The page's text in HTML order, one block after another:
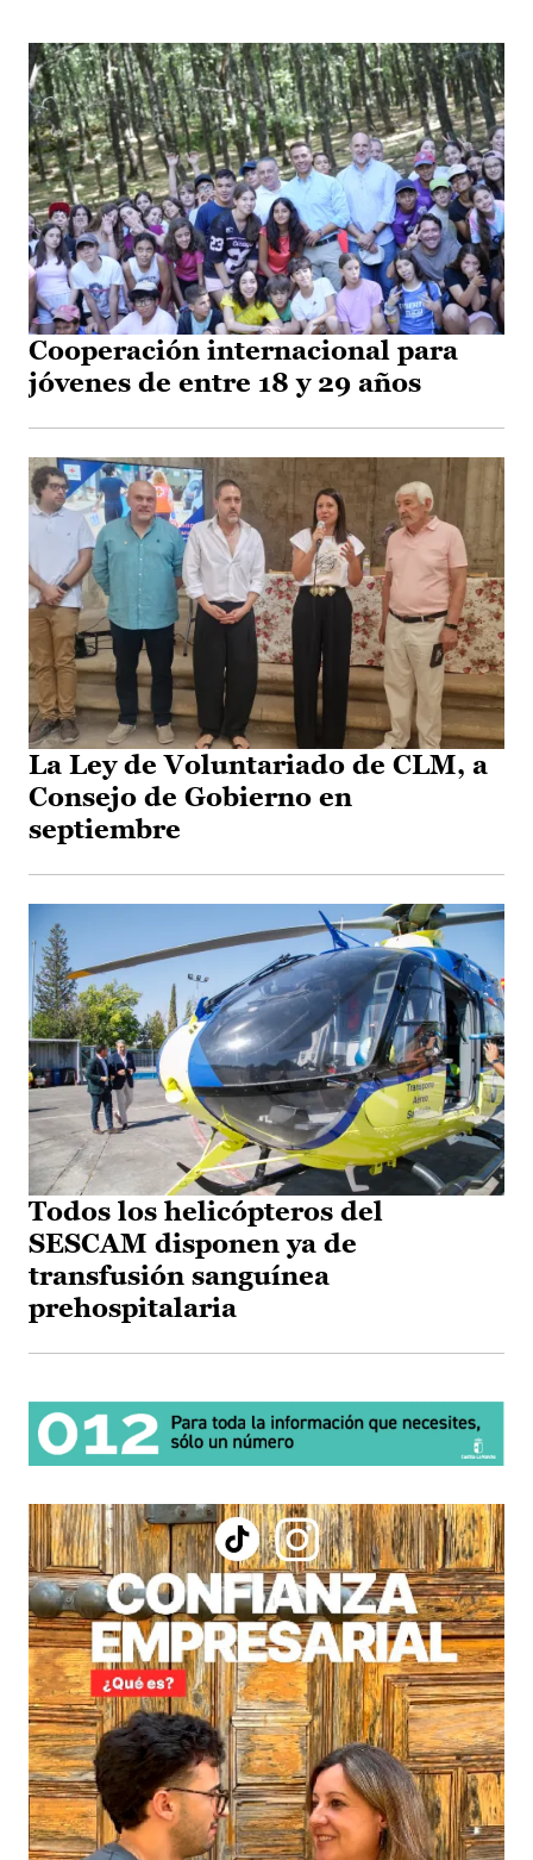
Cooperación internacional para
jóvenes de entre 18 y 29 años
La Ley de Voluntariado de CLM, a
Consejo de Gobierno en
septiembre
Todos los helicópteros del
SESCAM disponen ya de
transfusión sanguínea
prehospitalaria